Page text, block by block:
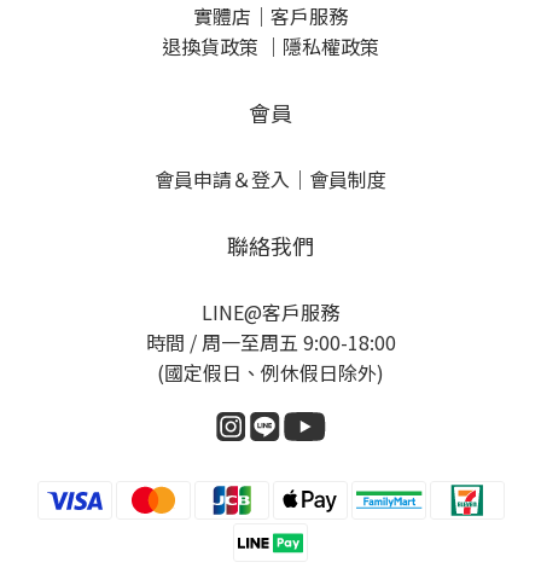
實體店 ｜ 客戶服務
退換貨政策 ｜ 隱私權政策
會員
會員申請＆登入 ｜ 會員制度
聯絡我們
LINE@客戶服務
時間 / 周一至周五 9:00-18:00
(國定假日、例休假日除外)